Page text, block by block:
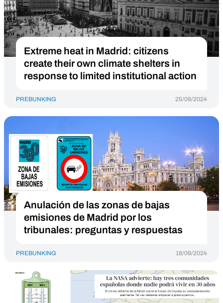
Extreme heat in Madrid: citizens
create their own climate shelters in
response to limited institutional action
PREBUNKING 25/09/2024
Anulación de las zonas de bajas
emisiones de Madrid por los
tribunales: preguntas y respuestas
PREBUNKING 18/09/2024